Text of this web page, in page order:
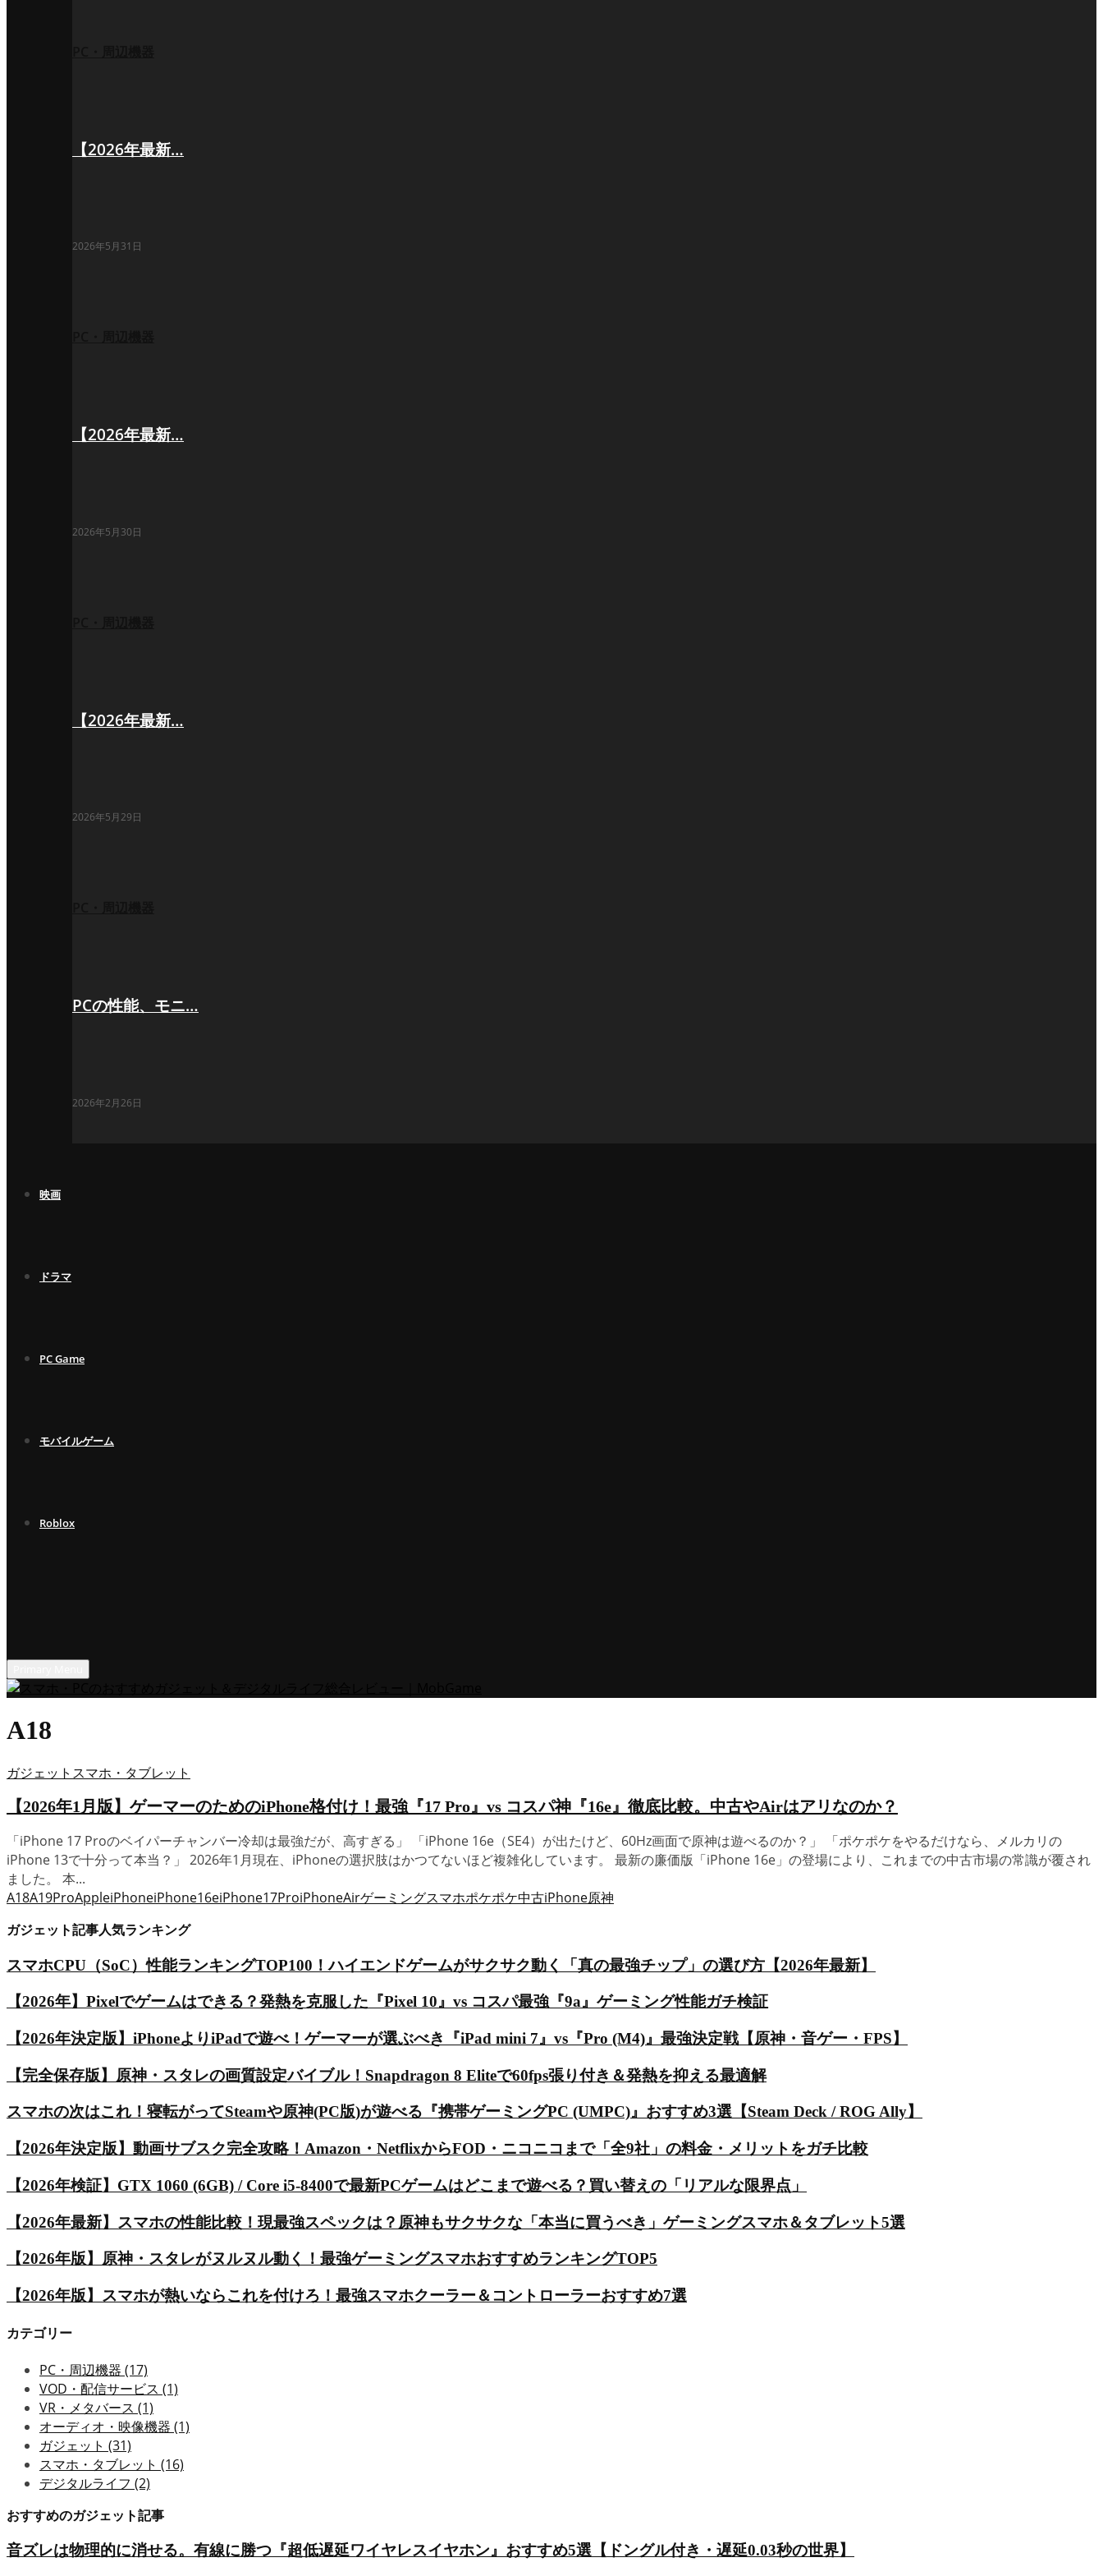
【2026年最新…
2026年5月31日
【2026年最新…
2026年5月30日
【2026年最新…
2026年5月29日
PCの性能、モニ…
2026年2月26日
映画
ドラマ
PC Game
モバイルゲーム
Roblox
A18
ガジェット スマホ・タブレット
【2026年1月版】ゲーマーのためのiPhone格付け！最強『17 Pro』vs コスパ神『16e』徹底比較。中古やAirはアリなのか？
「iPhone 17 Proのベイパーチャンバー冷却は最強だが、高すぎる」 「iPhone 16e（SE4）が出たけど、60Hz画面で原神は遊べるのか？」 「ポケポケをやるだけなら、メルカリの
iPhone 13で十分って本当？」 2026年1月現在、iPhoneの選択肢はかつてないほど複雑化しています。 最新の廉価版「iPhone 16e」の登場により、これまでの中古市場の常識が覆され
ました。 本...
A18A19ProAppleiPhoneiPhone16eiPhone17ProiPhoneAirゲーミングスマホポケポケ中古iPhone原神
ガジェット記事人気ランキング
スマホCPU（SoC）性能ランキングTOP100！ハイエンドゲームがサクサク動く「真の最強チップ」の選び方【2026年最新】
【2026年】Pixelでゲームはできる？発熱を克服した『Pixel 10』vs コスパ最強『9a』ゲーミング性能ガチ検証
【2026年決定版】iPhoneよりiPadで遊べ！ゲーマーが選ぶべき『iPad mini 7』vs『Pro (M4)』最強決定戦【原神・音ゲー・FPS】
【完全保存版】原神・スタレの画質設定バイブル！Snapdragon 8 Eliteで60fps張り付き＆発熱を抑える最適解
スマホの次はこれ！寝転がってSteamや原神(PC版)が遊べる『携帯ゲーミングPC (UMPC)』おすすめ3選【Steam Deck / ROG Ally】
【2026年決定版】動画サブスク完全攻略！Amazon・NetflixからFOD・ニコニコまで「全9社」の料金・メリットをガチ比較
【2026年検証】GTX 1060 (6GB) / Core i5-8400で最新PCゲームはどこまで遊べる？買い替えの「リアルな限界点」
【2026年最新】スマホの性能比較！現最強スペックは？原神もサクサクな「本当に買うべき」ゲーミングスマホ＆タブレット5選
【2026年版】原神・スタレがヌルヌル動く！最強ゲーミングスマホおすすめランキングTOP5
【2026年版】スマホが熱いならこれを付けろ！最強スマホクーラー＆コントローラーおすすめ7選
カテゴリー
PC・周辺機器 (17)
VOD・配信サービス (1)
VR・メタバース (1)
オーディオ・映像機器 (1)
ガジェット (31)
スマホ・タブレット (16)
デジタルライフ (2)
おすすめのガジェット記事
音ズレは物理的に消せる。有線に勝つ『超低遅延ワイヤレスイヤホン』おすすめ5選【ドングル付き・遅延0.03秒の世界】